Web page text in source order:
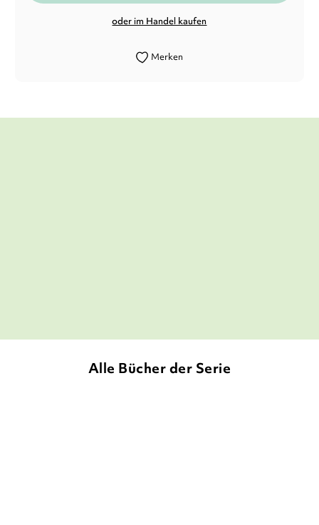
oder im Handel kaufen
Merken
Alle Bücher der Serie